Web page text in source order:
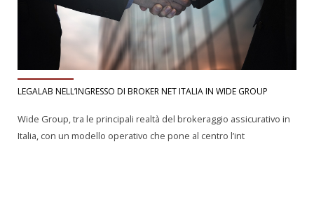
LEGALAB NELL’INGRESSO DI BROKER NET ITALIA IN WIDE GROUP
Wide Group, tra le principali realtà del brokeraggio assicurativo in
Italia, con un modello operativo che pone al centro l’int